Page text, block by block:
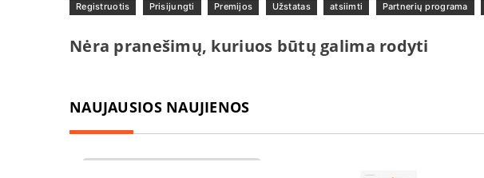
Registruotis Prisijungti Premijos Užstatas atsiimti Partnerių programa
Nėra pranešimų, kuriuos būtų galima rodyti
NAUJAUSIOS NAUJIENOS